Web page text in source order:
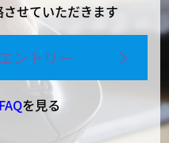
せていただきます
ントリー
を見る